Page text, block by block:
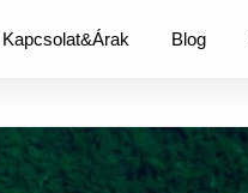
Kapcsolat&Árak Blog